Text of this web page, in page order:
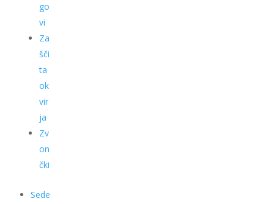
go
vi
Za
šči
ta
ok
vir
ja
Zv
on
čki
Sede